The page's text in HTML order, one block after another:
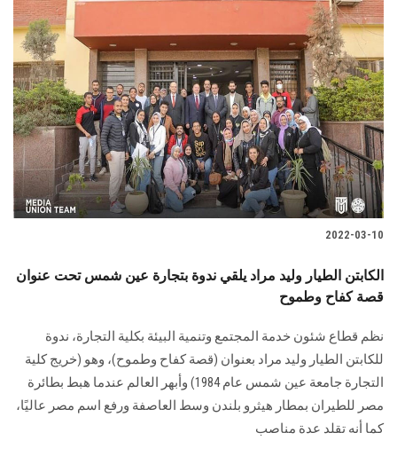
2022-03-10
الكابتن الطيار وليد مراد يلقي ندوة بتجارة عين شمس تحت عنوان
قصة كفاح وطموح
نظم قطاع شئون خدمة المجتمع وتنمية البيئة بكلية التجارة، ندوة
للكابتن الطيار وليد مراد بعنوان (قصة كفاح وطموح)، وهو (خريج كلية
التجارة جامعة عين شمس عام 1984) وأبهر العالم عندما هبط بطائرة
مصر للطيران بمطار هيثرو بلندن وسط العاصفة ورفع اسم مصر عاليًا،
كما أنه تقلد عدة مناصب